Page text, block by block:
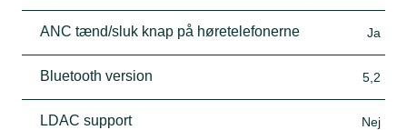
ANC tænd/sluk knap på høretelefonerne Ja
Bluetooth version 5,2
LDAC support Nej